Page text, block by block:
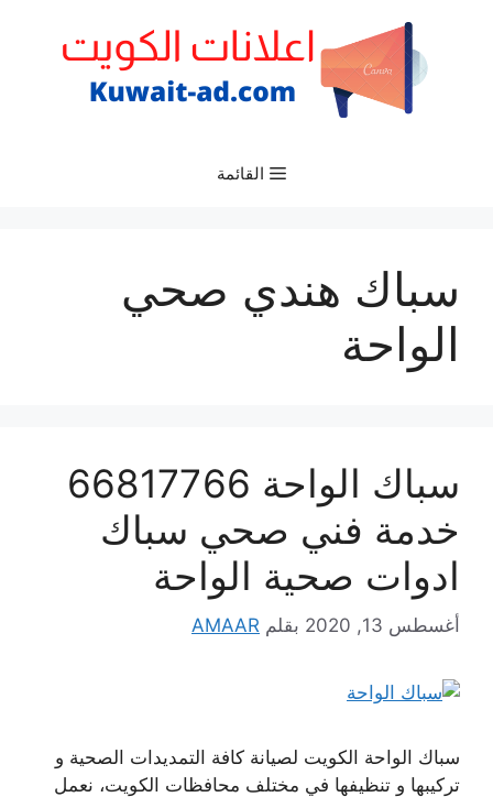
القائمة
سباك هندي صحي
الواحة
سباك الواحة 66817766
خدمة فني صحي سباك
ادوات صحية الواحة
أغسطس 13, 2020 بقلم AMAAR
سباك الواحة الكويت لصيانة كافة التمديدات الصحية و
تركيبها و تنظيفها في مختلف محافظات الكويت، نعمل